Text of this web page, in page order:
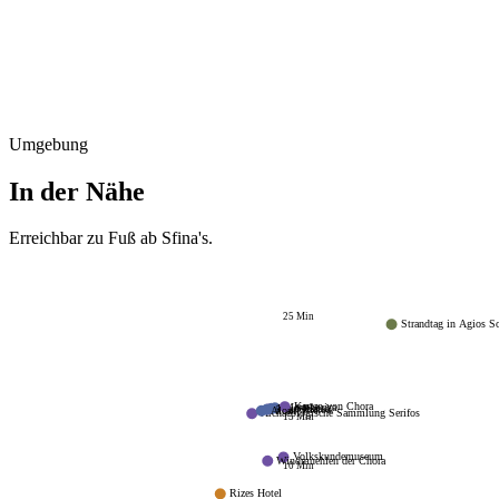
Umgebung
In der Nähe
Erreichbar zu Fuß ab Sfina's.
10Min
15Min
25 Min
Rizes Hotel
Volkskundemuseum
Windmuehlen der Chora
Marathoriza
Archaeologische Sammlung Serifos
Pano Piatsa
Stou Stratou
To Steki
Kastro von Chora
Aloni
Strandtag in Agios